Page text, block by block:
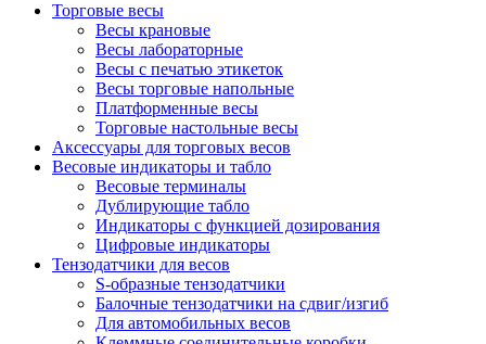
Торговые весы
Весы крановые
Весы лабораторные
Весы с печатью этикеток
Весы торговые напольные
Платформенные весы
Торговые настольные весы
Аксессуары для торговых весов
Весовые индикаторы и табло
Весовые терминалы
Дублирующие табло
Индикаторы с функцией дозирования
Цифровые индикаторы
Тензодатчики для весов
S-образные тензодатчики
Балочные тензодатчики на сдвиг/изгиб
Для автомобильных весов